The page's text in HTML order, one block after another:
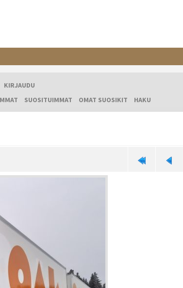
KIRJAUDU
SUOSITUIMMAT OMAT SUOSIKIT HAKU